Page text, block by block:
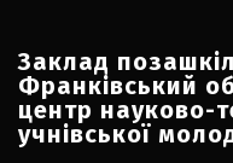
Заклад
Франківський
центр науково-
учнівської